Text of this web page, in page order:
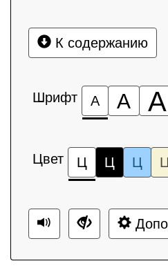
К содержанию
Шрифт А А А
Цвет Ц Ц Ц